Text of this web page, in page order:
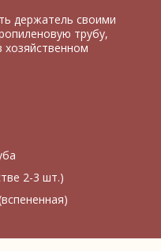
держатель своими
трубу,
2-3 шт.)